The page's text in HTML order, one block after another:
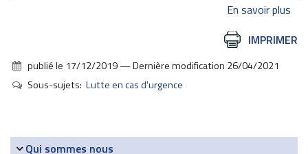
En savoir plus
le
document
IMPRIMER
publié le 17/12/2019—Dernière modification 26/04/2021
Sous-sujets: Lutte en cas d'urgence
Navigation
Qui sommes nous